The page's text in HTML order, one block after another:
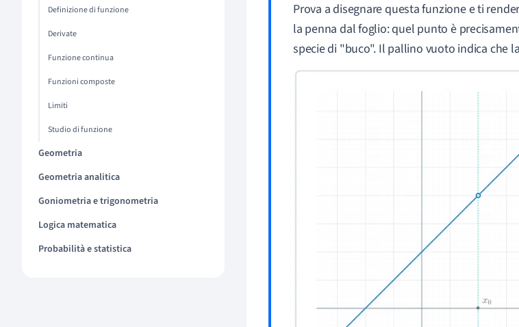
Definizione di funzione
Derivate
Funzione continua
Funzioni composte
Limiti
Studio di funzione
Geometria
Geometria analitica
Goniometria e trigonometria
Logica matematica
Probabilità e statistica
Prova a disegnare questa funzione e ti
la penna dal foglio: quel punto è
specie di "buco". Il pallino vuoto indica che